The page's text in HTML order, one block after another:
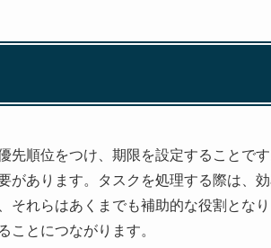
先順位をつけ、期限を設定することで
あります。タスクを処理する際は、
それらはあくまでも補助的な役割とな
ことにつながります。